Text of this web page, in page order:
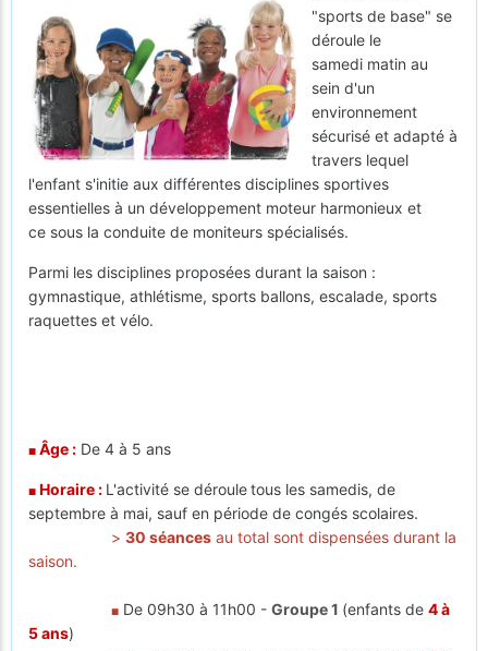
"sports de base" se
déroule le
samedi matin au
sein d'un
environnement
sécurisé et adapté à
travers lequel
l'enfant s'initie aux différentes disciplines sportives
essentielles à un développement moteur harmonieux et
ce sous la conduite de moniteurs spécialisés.
Parmi les disciplines proposées durant la saison :
gymnastique, athlétisme, sports ballons, escalade, sports
raquettes et vélo.
■ Âge : De 4 à 5 ans
■ Horaire : L'activité se dérouletous les samedis, de
septembre à mai, sauf en période de congés scolaires.
> 30 séances au total sont dispensées durant la
saison.
■ De 09h30 à 11h00 - Groupe 1 (enfants de 4 à
5 ans)